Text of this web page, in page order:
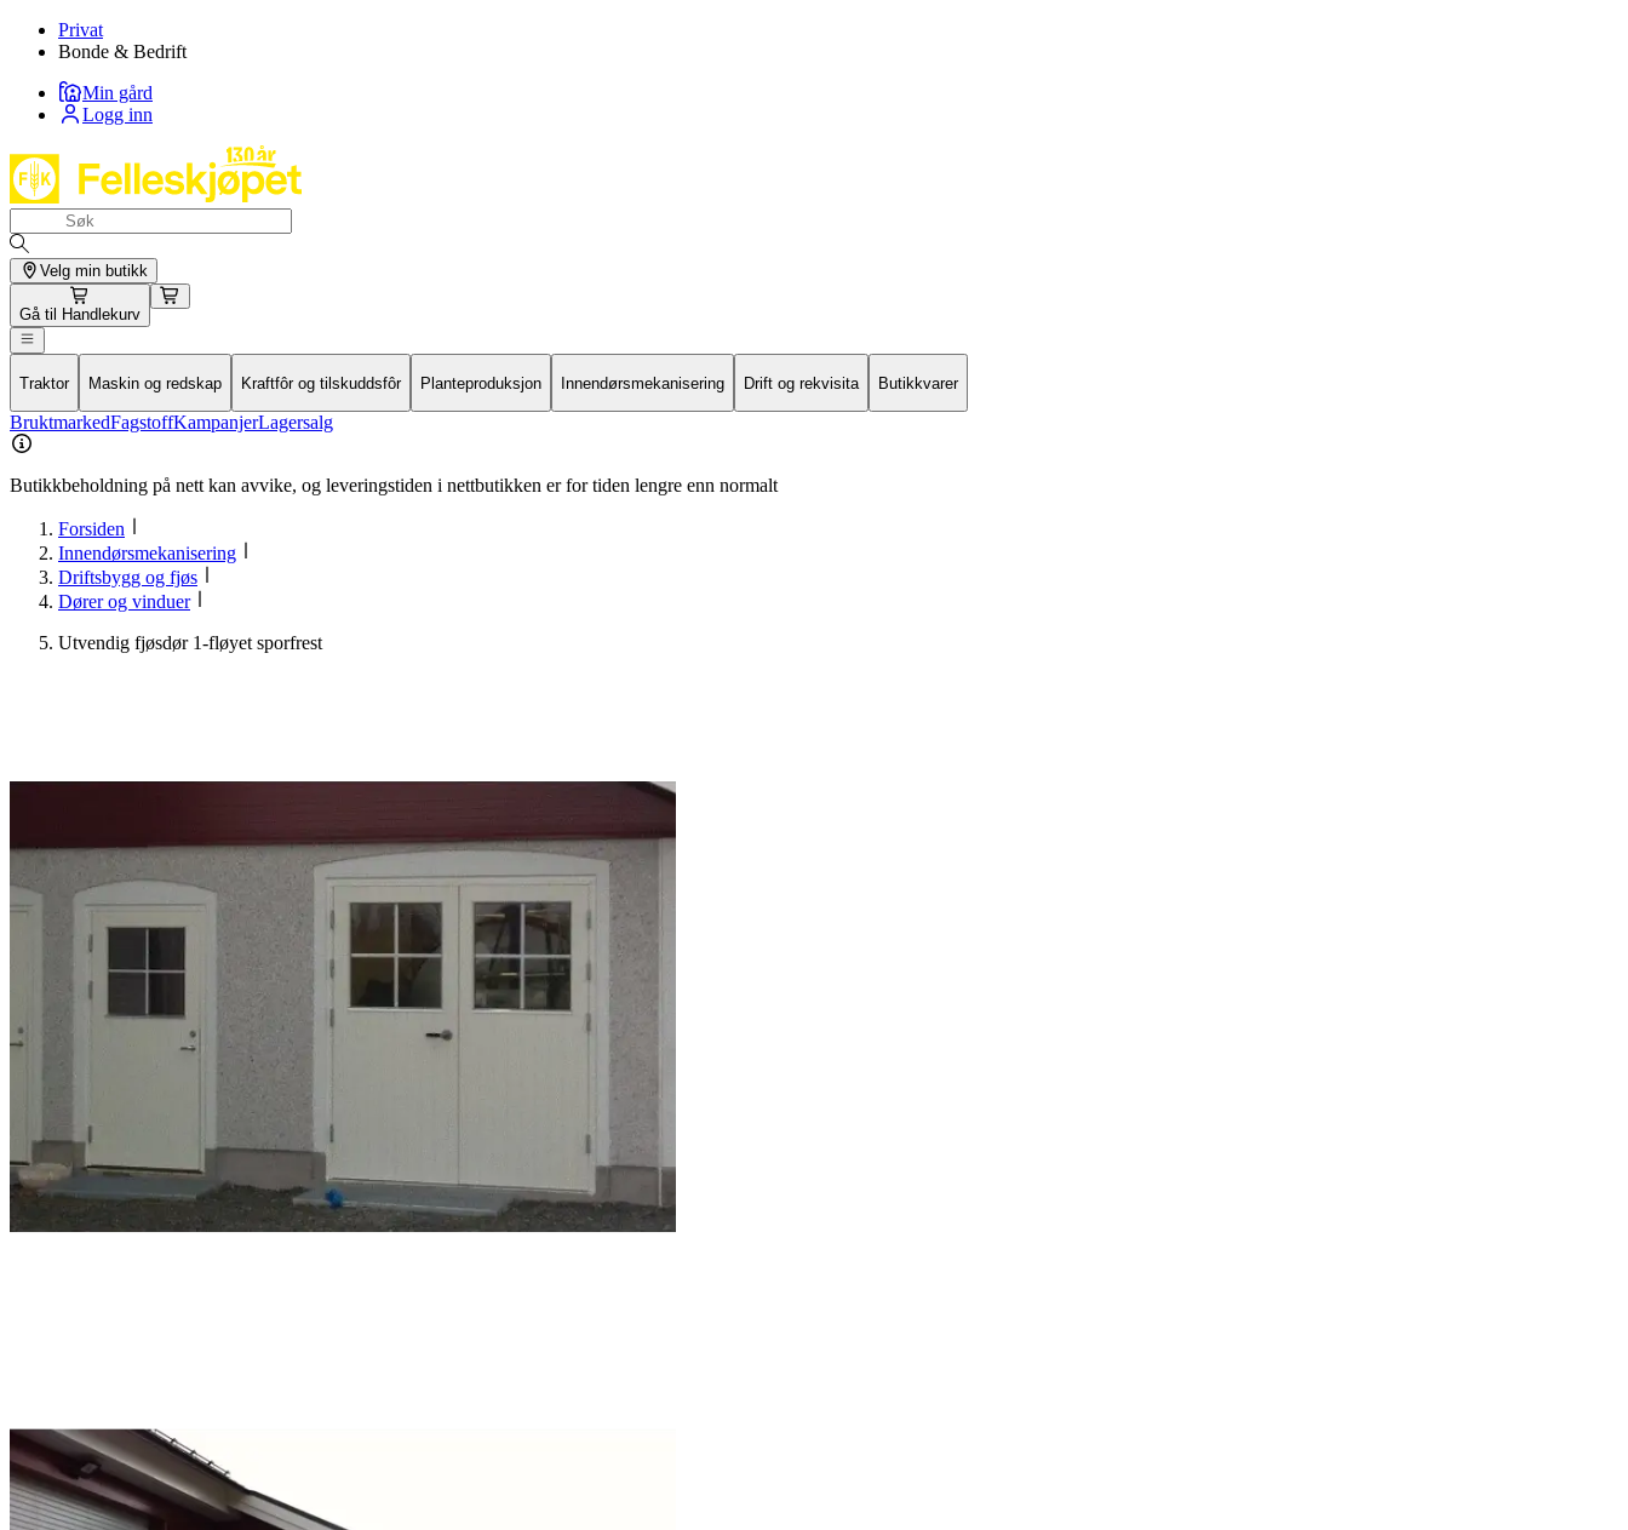
Privat
Bonde & Bedrift
Min gård
Logg inn
Velg min butikk
Gå til Handlekurv
Traktor Maskin og redskap Kraftfôr og tilskuddsfôr Planteproduksjon Innendørsmekanisering Drift og rekvisita Butikkvarer
BruktmarkedFagstoffKampanjerLagersalg
Butikkbeholdning på nett kan avvike, og leveringstiden i nettbutikken er for tiden lengre enn normalt
Forsiden
Innendørsmekanisering
Driftsbygg og fjøs
Dører og vinduer
Utvendig fjøsdør 1-fløyet sporfrest